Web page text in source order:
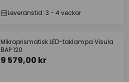
Leveranstid: 3 - 4 veckor
Mikroprismatisk LED-taklampa Visula
BAP 120
9 579,00 kr